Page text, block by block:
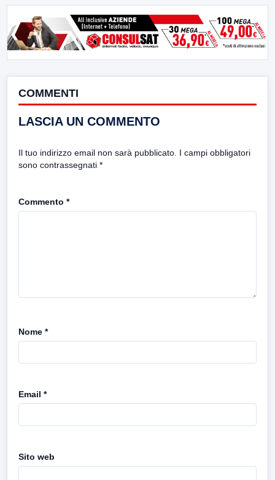
COMMENTI
LASCIA UN COMMENTO
Il tuo indirizzo email non sarà pubblicato. I campi obbligatori
sono contrassegnati *
Commento *
Nome *
Email *
Sito web